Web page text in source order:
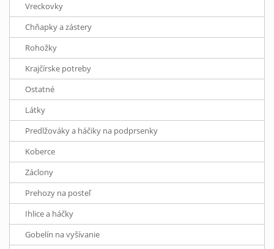
Vreckovky
Chňapky a zástery
Rohožky
Krajčírske potreby
Ostatné
Látky
Predlžováky a háčiky na podprsenky
Koberce
Záclony
Prehozy na posteľ
Ihlice a háčky
Gobelín na vyšívanie